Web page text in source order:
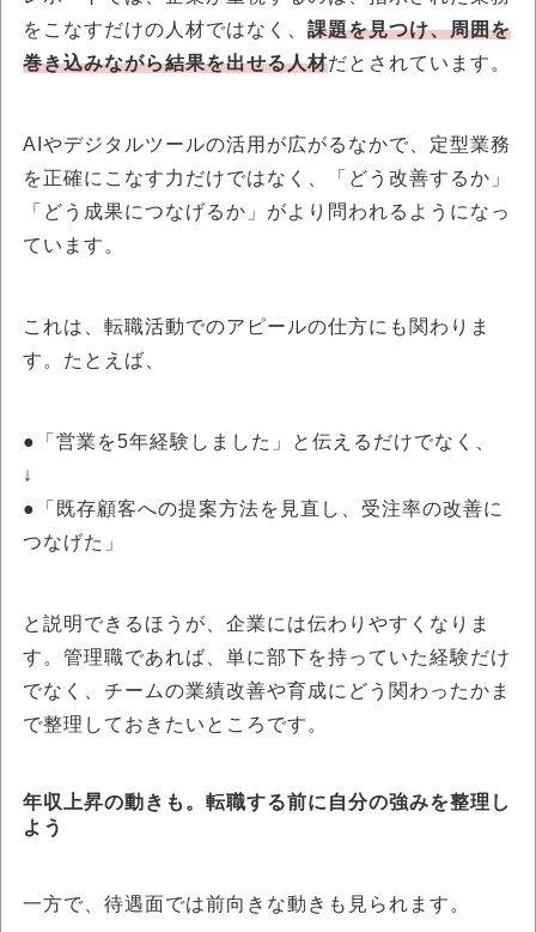
をこなすだけの人材ではなく、 課題を見つけ、周囲を
巻き込みながら結果を出せる人材だとされています。
AIやデジタルツールの活用が広がるなかで、定型業務
を正確にこなす力だけではなく、「どう改善するか」
「どう成果につなげるか」がより問われるようになっ
ています。
これは、転職活動でのアピールの仕方にも関わりま
す。たとえば、
●「営業を5年経験しました」と伝えるだけでなく、
↓
●「既存顧客への提案方法を見直し、受注率の改善に
つなげた」
と説明できるほうが、企業には伝わりやすくなりま
す。管理職であれば、単に部下を持っていた経験だけ
でなく、チームの業績改善や育成にどう関わったかま
で整理しておきたいところです。
年収上昇の動きも。転職する前に自分の強みを整理し
よう
一方で、待遇面では前向きな動きも見られます。